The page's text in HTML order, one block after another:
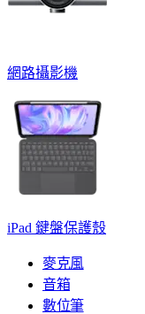
網路攝影機
iPad 鍵盤保護殼
麥克風
音箱
數位筆